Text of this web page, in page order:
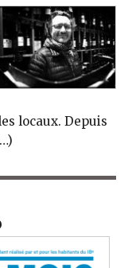
locaux. Depuis